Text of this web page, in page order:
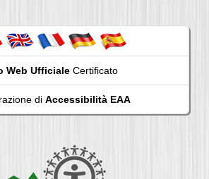
Web UfficialeCertificato
di Accessibilità EAA